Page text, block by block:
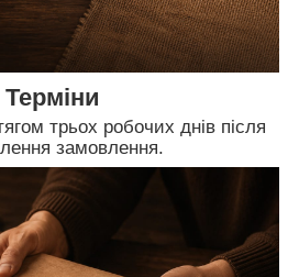
Терміни
трьох робочих днів після
замовлення.